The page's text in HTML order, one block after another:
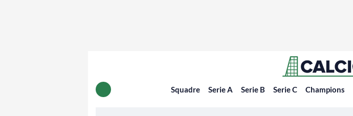
Squadre Serie A Serie B Serie C Champions